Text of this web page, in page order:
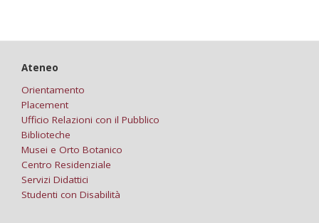
Ateneo
Orientamento
Placement
Ufficio Relazioni con il Pubblico
Biblioteche
Musei e Orto Botanico
Centro Residenziale
Servizi Didattici
Studenti con Disabilità